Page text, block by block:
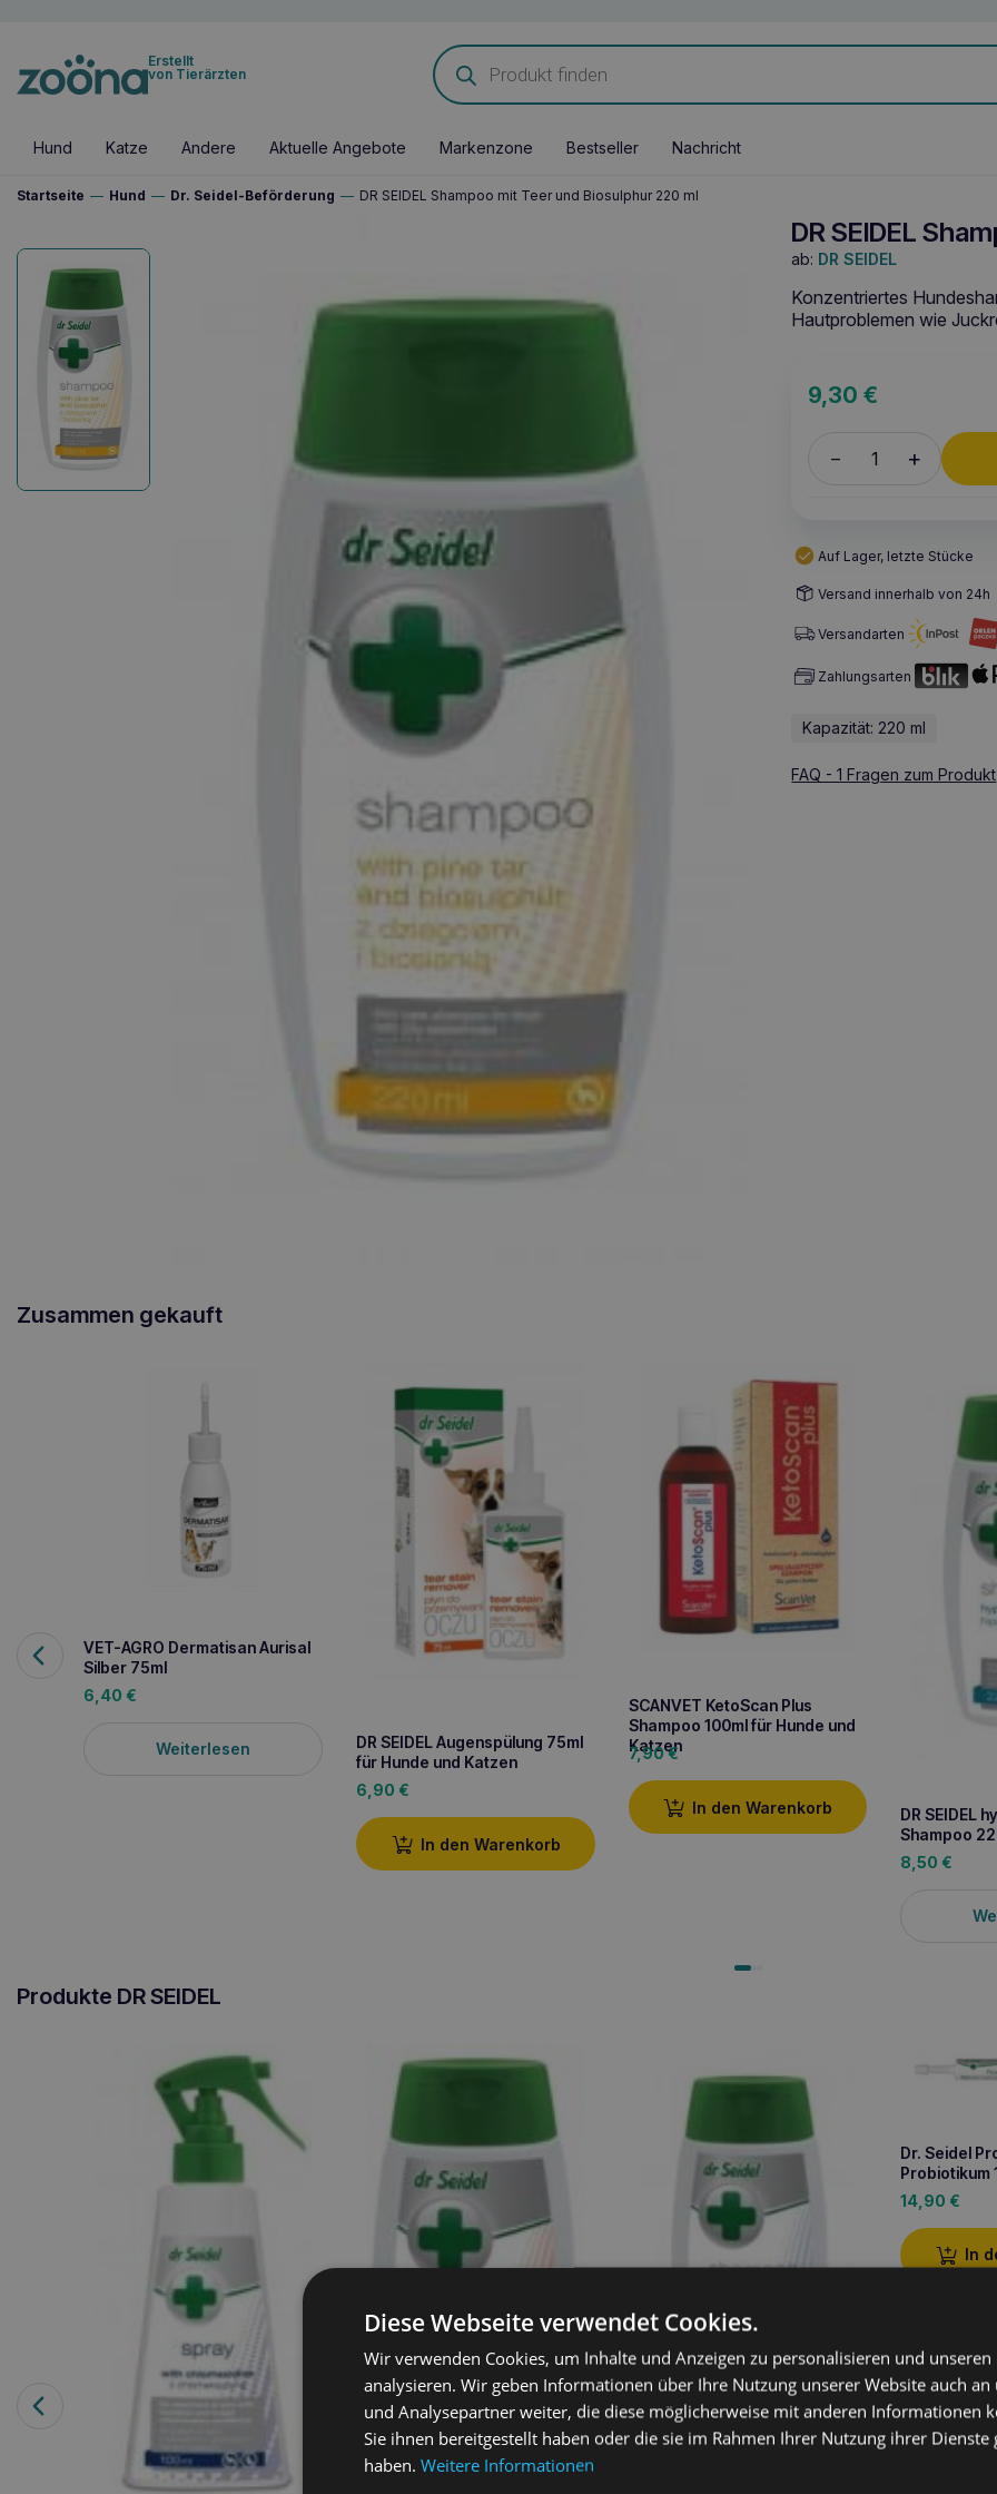
Erstellt
von Tierärzten
Products
search
Hund Katze Andere Aktuelle Angebote Markenzone Bestseller Nachricht
Startseite — Hund — Dr. Seidel-Beförderung — DR SEIDEL Shampoo mit Teer und Biosulphur 220 ml
DR SEIDEL
ab: DR SEIDEL
Konzentriertes
Hautproblemen wie
9,30€
– +
Auf Lager, letzte Stücke
Versand innerhalb von 24h
Versandarten
Zahlungsarten
Kapazität: 220 ml
FAQ - 1 Fragen zum Produkt
Zusammen gekauft
VET-AGRO Dermatisan Aurisal
Silber 75ml
6,40 €
Weiterlesen
DR SEIDEL Augenspülung 75ml
für Hunde und Katzen
6,90 €
In den Warenkorb
SCANVET KetoScan Plus
Shampoo 100ml für Hunde und
Katzen
7,90€
In den Warenkorb
DR SEIDEL
Shampoo
8,50 €
Produkte DR SEIDEL
Dr. Seidel
Probiotikum
14,90 €
In
Diese Webseite verwendet Cookies.
Wir verwenden Cookies, um Inhalte und Anzeigen zu personalisieren und
analysieren. Wir geben Informationen über Ihre Nutzung unserer Website auch an
und Analysepartner weiter, die diese möglicherweise mit anderen Informationen
Sie ihnen bereitgestellt haben oder die sie im Rahmen Ihrer Nutzung ihrer Dienste
haben. Weitere Informationen